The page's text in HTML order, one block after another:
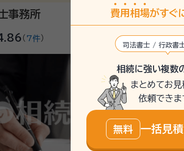
事務所
（ 7件）
費用 相場がすぐ
司法書士 / 行政書
相続に強い複数
まとめてお見
依頼できま
無料 一括見積